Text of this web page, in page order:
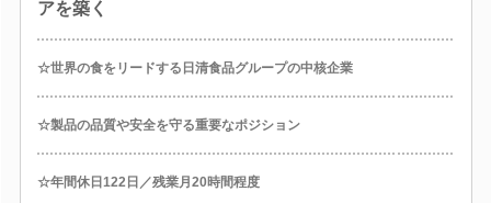
アを築く
☆世界の食をリードする日清食品グループの中核企業
☆製品の品質や安全を守る重要なポジション
☆年間休日122日／残業月20時間程度